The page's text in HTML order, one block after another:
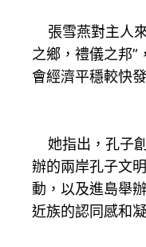
張雪燕對主人
之鄉，禮儀之邦
會經濟平穩較快
她指出，孔子
辦的兩岸孔子文
動，以及進島舉
近族的認同感和